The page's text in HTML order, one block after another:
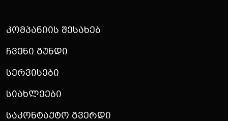
Კომპანიის Შესახებ
Ჩვენი Გუნდი
Სერვისები
Სიახლეები
Საკონტაქტო Გვერდი